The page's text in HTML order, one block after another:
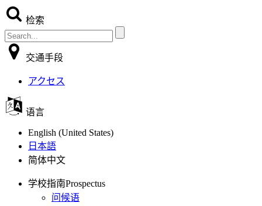
检索
交通手段
アクセス
语言
English (United States)
日本語
简体中文
学校指南Prospectus
问候语